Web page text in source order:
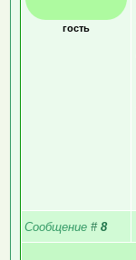
гость
Сообщение # 8